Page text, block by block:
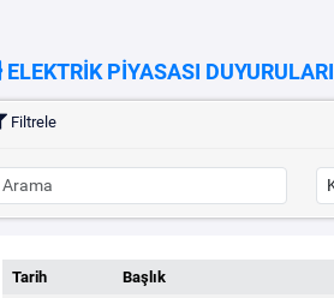
ELEKTRİK PİYASASI DUYURULARI
Filtrele
Tarih Başlık